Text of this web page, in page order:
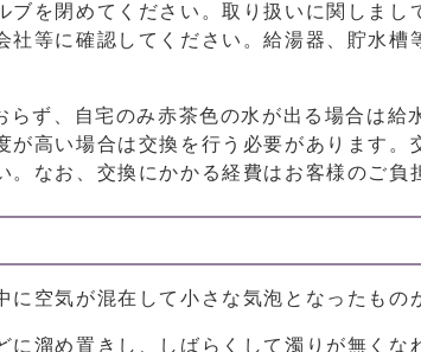
ブを閉めてください。取り扱いに関しまし
社等に確認してください。給湯器、貯水
ず、自宅のみ赤茶色の水が出る場合は給
が高い場合は交換を行う必要があります。
。なお、交換にかかる経費はお客様のご負
に空気が混在して小さな気泡となったもの
に溜め置きし、しばらくして濁りが無く